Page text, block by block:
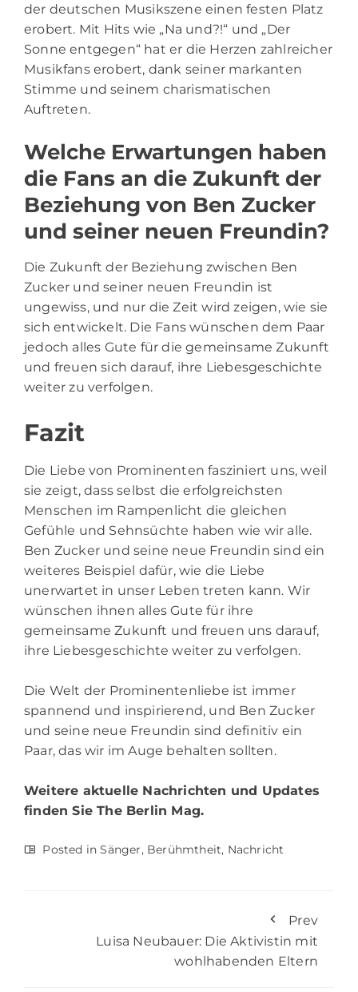
der deutschen Musikszene einen festen Platz
erobert. Mit Hits wie „Na und?!“ und „Der
Sonne entgegen“ hat er die Herzen zahlreicher
Musikfans erobert, dank seiner markanten
Stimme und seinem charismatischen
Auftreten.
Welche Erwartungen haben
die Fans an die Zukunft der
Beziehung von Ben Zucker
und seiner neuen Freundin?
Die Zukunft der Beziehung zwischen Ben
Zucker und seiner neuen Freundin ist
ungewiss, und nur die Zeit wird zeigen, wie sie
sich entwickelt. Die Fans wünschen dem Paar
jedoch alles Gute für die gemeinsame Zukunft
und freuen sich darauf, ihre Liebesgeschichte
weiter zu verfolgen.
Fazit
Die Liebe von Prominenten fasziniert uns, weil
sie zeigt, dass selbst die erfolgreichsten
Menschen im Rampenlicht die gleichen
Gefühle und Sehnsüchte haben wie wir alle.
Ben Zucker und seine neue Freundin sind ein
weiteres Beispiel dafür, wie die Liebe
unerwartet in unser Leben treten kann. Wir
wünschen ihnen alles Gute für ihre
gemeinsame Zukunft und freuen uns darauf,
ihre Liebesgeschichte weiter zu verfolgen.
Die Welt der Prominentenliebe ist immer
spannend und inspirierend, und Ben Zucker
und seine neue Freundin sind definitiv ein
Paar, das wir im Auge behalten sollten.
Weitere aktuelle Nachrichten und Updates
finden SieThe Berlin Mag.
Posted inSänger, Berühmtheit, Nachricht
Prev
Luisa Neubauer: Die Aktivistin mit
wohlhabenden Eltern